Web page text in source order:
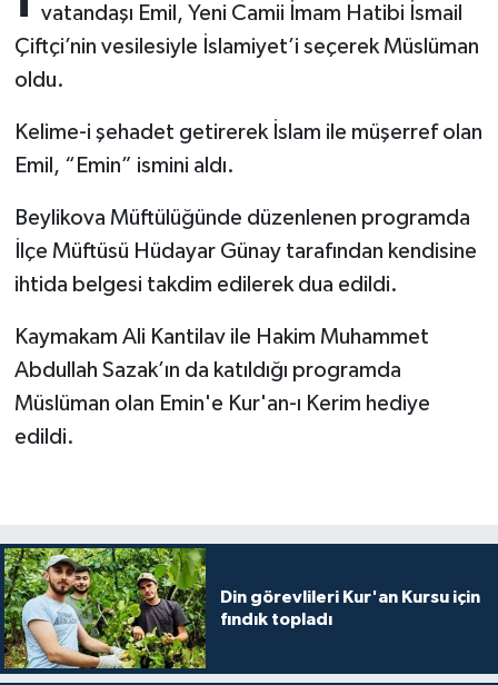
vatandaşı Emil, Yeni Camii İmam Hatibi İsmail
Çiftçi’nin vesilesiyle İslamiyet’i seçerek Müslüman
oldu.
Kelime-i şehadet getirerek İslam ile müşerref olan
Emil, “Emin” ismini aldı.
Beylikova Müftülüğünde düzenlenen programda
İlçe Müftüsü Hüdayar Günay tarafından kendisine
ihtida belgesi takdim edilerek dua edildi.
Kaymakam Ali Kantilav ile Hakim Muhammet
Abdullah Sazak’ın da katıldığı programda
Müslüman olan Emin'e Kur'an-ı Kerim hediye
edildi.
Din görevlileri Kur'an Kursu için
fındık topladı
Batman Müftülüğü
Bilecik Müftülüğü
Bitlis Müftülüğü
Bolu Müftülüğü
Bursa Müftülüğü
Çorum Müftülüğü
Denizli Müftülüğü
Sahabeler
Dünya
Kültür-Sanat
Sağlık
Makaleler
Duyurular
Biyografiler
Diyanet TV